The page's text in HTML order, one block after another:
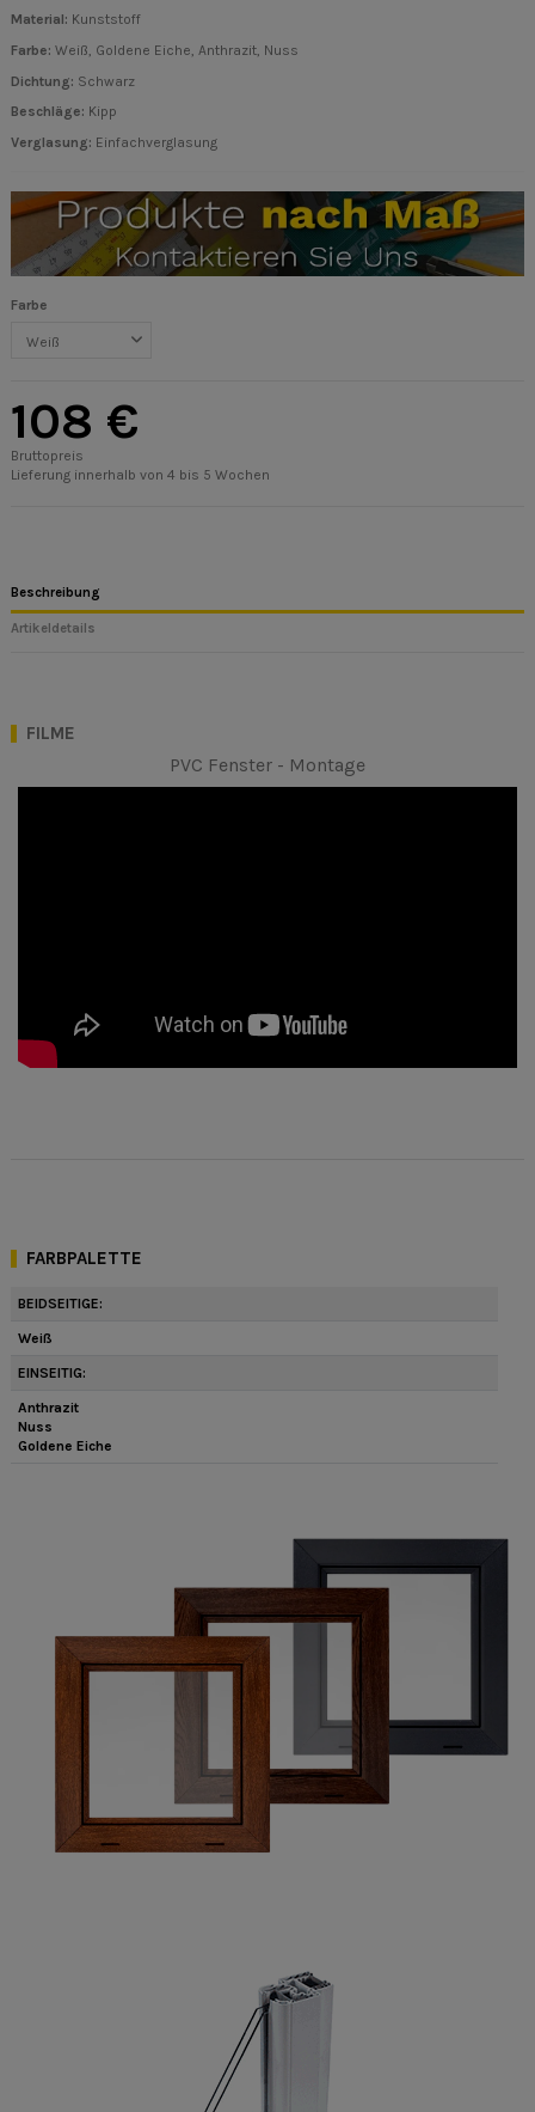
Material: Kunststoff
Farbe: Weiß, Goldene Eiche, Anthrazit, Nuss
Dichtung: Schwarz
Beschläge: Kipp
Verglasung: Einfachverglasung
Farbe
108 €
Bruttopreis
Lieferung innerhalb von 4 bis 5 Wochen
Beschreibung
Artikeldetails
FILME
PVC Fenster - Montage
FARBPALETTE
BEIDSEITIGE:
Weiß
EINSEITIG:
Anthrazit
Nuss
Goldene Eiche